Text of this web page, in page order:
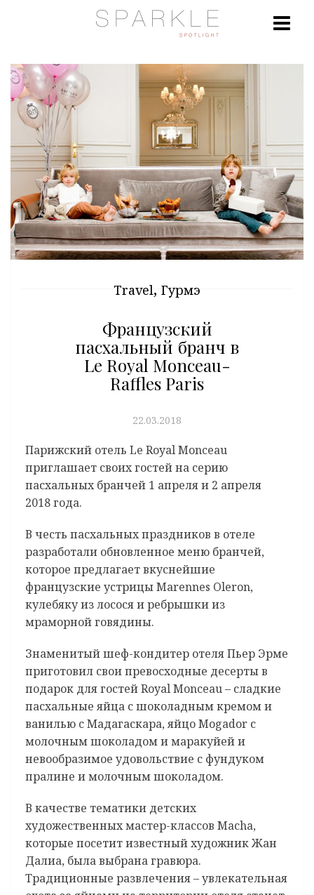
Travel, Гурмэ
Французский
пасхальный бранч в
Le Royal Monceau-
Raffles Paris
22.03.2018
Парижский отель Le Royal Monceau
приглашает своих гостей на серию
пасхальных бранчей 1 апреля и 2 апреля
2018 года.
В честь пасхальных праздников в отеле
разработали обновленное меню бранчей,
которое предлагает вкуснейшие
французские устрицы Marennes Oleron,
кулебяку из лосося и ребрышки из
мраморной говядины.
Знаменитый шеф-кондитер отеля Пьер Эрме
приготовил свои превосходные десерты в
подарок для гостей Royal Monceau – сладкие
пасхальные яйца с шоколадным кремом и
ванилью c Мадагаскара, яйцо Mogador с
молочным шоколадом и маракуйей и
невообразимое удовольствие с фундуком
пралине и молочным шоколадом.
В качестве тематики детских
художественных мастер-классов Maсha,
которые посетит известный художник Жан
Далиа, была выбрана гравюра.
Традиционные развлечения – увлекательная